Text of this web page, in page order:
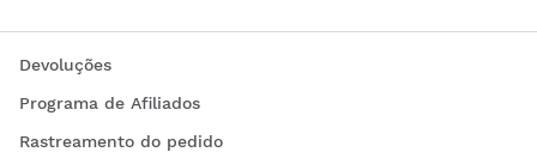
Devoluções
Programa de Afiliados
Rastreamento do pedido